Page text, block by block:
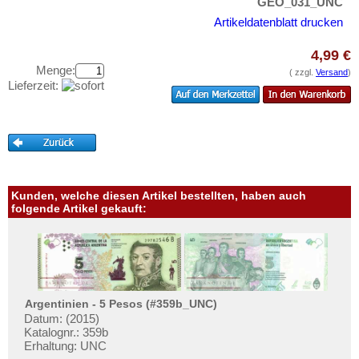
Jemen, Arabische Rep.
Jemen, Demokratische Rep.
Kambodscha
Katar
Katar und Dubai
Kirgisistan
Korea (alt)
Kuwait
Laos
Libanon
Aufbewahrung
Ihre Bewertungen
Informationen
Preislisten
Ankauf
Erhaltungsgrade
Gratisbanknoten
FAQ
Artikeldatenblatt drucken
Menge:
Lieferzeit:
4,99 €
( zzgl. Versand)
Kunden, welche diesen Artikel bestellten, haben auch
folgende Artikel gekauft:
Argentinien - 5 Pesos (#359b_UNC)
Datum: (2015)
Katalognr.: 359b
Erhaltung: UNC